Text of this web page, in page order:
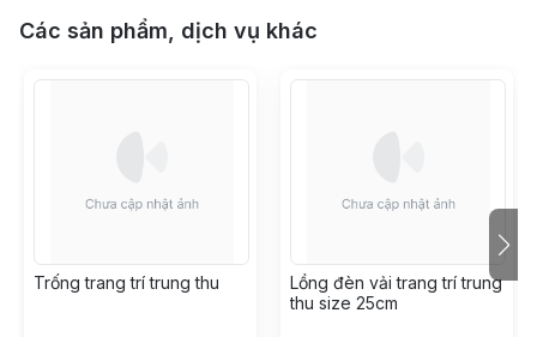
Các sản phẩm, dịch vụ khác
Trống trang trí trung thu
Lồng đèn vải trang trí trung
thu size 25cm